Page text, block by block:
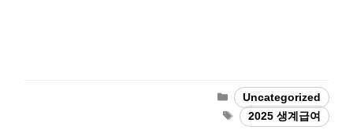
Categories
Uncategorized
Tags
2025 생계급여